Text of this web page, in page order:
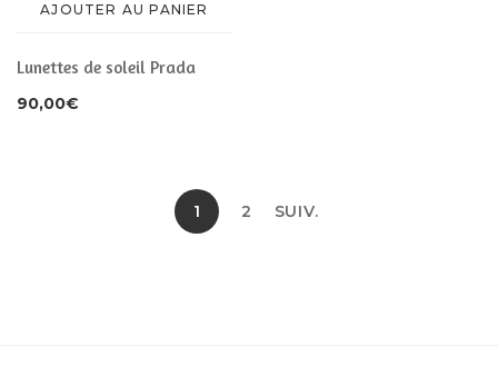
AJOUTER AU PANIER
Lunettes de soleil Prada
90,00€
1 2 SUIV.